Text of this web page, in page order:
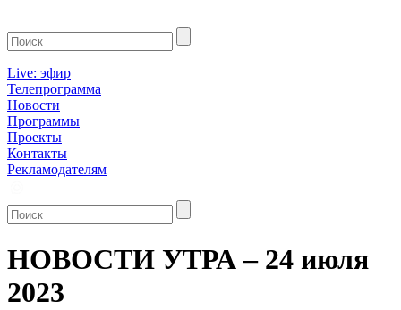
Live: эфир
Телепрограмма
Новости
Программы
Проекты
Контакты
Рекламодателям
НОВОСТИ УТРА – 24 июля
2023